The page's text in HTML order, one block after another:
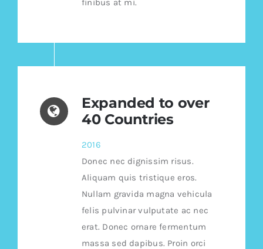
Expanded to over
40 Countries
2016
Donec nec dignissim risus.
Aliquam quis tristique eros.
Nullam gravida magna vehicula
felis pulvinar vulputate ac nec
erat. Donec ornare fermentum
massa sed dapibus. Proin orci